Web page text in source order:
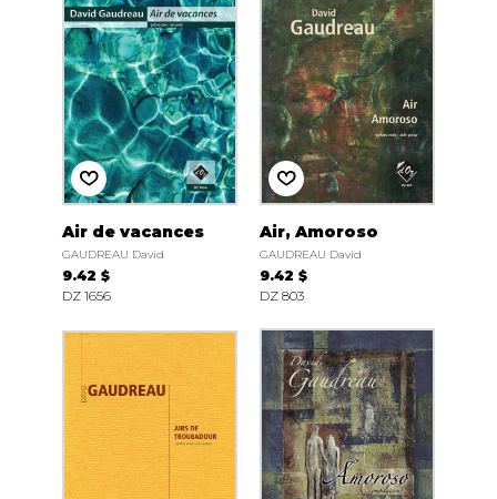
Air de vacances
GAUDREAU David
9.42 $
DZ 1656
Air, Amoroso
GAUDREAU David
9.42 $
DZ 803